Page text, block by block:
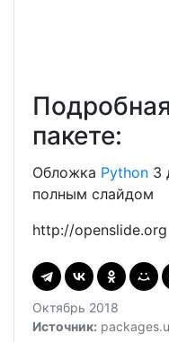
пакете:
Обложка Python 3
полным слайдом
http://openslide.org
Октябрь 2018
Источник: